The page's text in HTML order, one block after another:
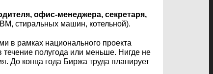
офис-менеджера, секретаря,
стиральных машин, котельной).
в рамках национального проекта
полугода или меньше. Нигде не
До конца года Биржа труда планирует